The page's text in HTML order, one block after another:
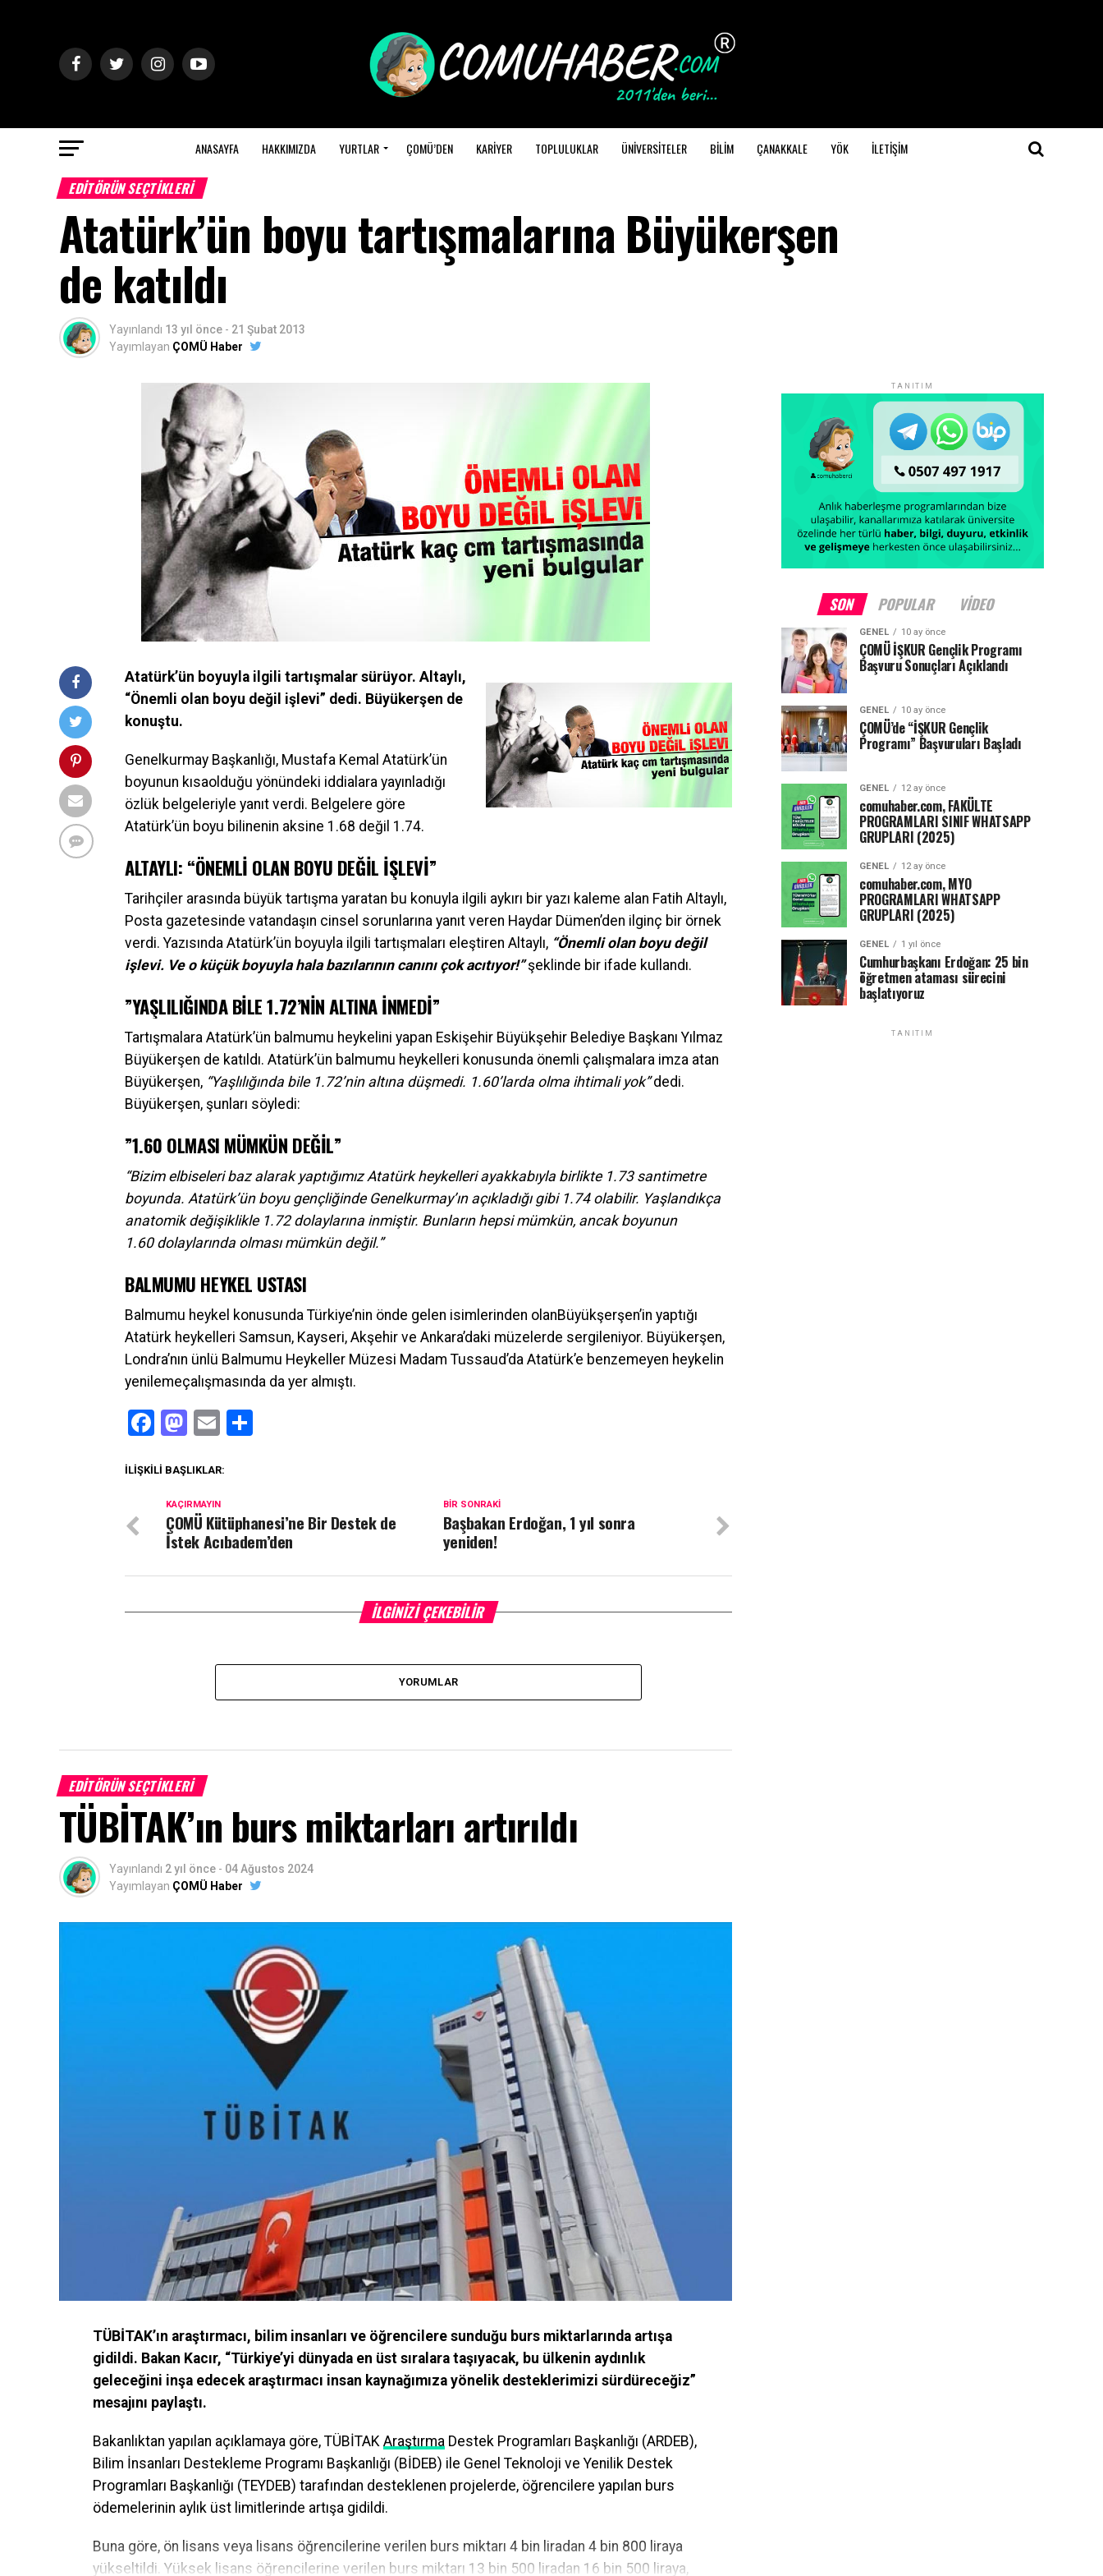
ANASAYFA HAKKIMIZDA YURTLAR ÇOMÜ’DEN KARİYER TOPLULUKLAR ÜNİVERSİTELER BİLİM ÇANAKKALE YÖK İLETİŞİM
EDITÖRÜN SEÇTIKLERI
Atatürk’ün boyu tartışmalarına Büyükerşen
de katıldı
Yayınlandı 13 yıl önce - 21 Şubat 2013
Yayımlayan ÇOMÜ Haber
Atatürk’ün boyuyla ilgili tartışmalar sürüyor. Altaylı,
“Önemli olan boyu değil işlevi” dedi. Büyükerşen de
konuştu.
Genelkurmay Başkanlığı, Mustafa Kemal Atatürk’ün
boyunun kısaolduğu yönündeki iddialara yayınladığı
özlük belgeleriyle yanıt verdi. Belgelere göre
Atatürk’ün boyu bilinenin aksine 1.68 değil 1.74.
ALTAYLI: “ÖNEMLİ OLAN BOYU DEĞİL İŞLEVİ”
Tarihçiler arasında büyük tartışma yaratan bu konuyla ilgili aykırı bir yazı kaleme alan Fatih Altaylı,
Posta gazetesinde vatandaşın cinsel sorunlarına yanıt veren Haydar Dümen’den ilginç bir örnek
verdi. Yazısında Atatürk’ün boyuyla ilgili tartışmaları eleştiren Altaylı, “Önemli olan boyu değil
işlevi. Ve o küçük boyuyla hala bazılarının canını çok acıtıyor!”şeklinde bir ifade kullandı.
”YAŞLILIĞINDA BİLE 1.72’NİN ALTINA İNMEDİ”
Tartışmalara Atatürk’ün balmumu heykelini yapan Eskişehir Büyükşehir Belediye Başkanı Yılmaz
Büyükerşen de katıldı. Atatürk’ün balmumu heykelleri konusunda önemli çalışmalara imza atan
Büyükerşen, “Yaşlılığında bile 1.72’nin altına düşmedi. 1.60’larda olma ihtimali yok”dedi.
Büyükerşen, şunları söyledi:
”1.60 OLMASI MÜMKÜN DEĞİL”
“Bizim elbiseleri baz alarak yaptığımız Atatürk heykelleri ayakkabıyla birlikte 1.73 santimetre
boyunda. Atatürk’ün boyu gençliğinde Genelkurmay’ın açıkladığı gibi 1.74 olabilir. Yaşlandıkça
anatomik değişiklikle 1.72 dolaylarına inmiştir. Bunların hepsi mümkün, ancak boyunun
1.60 dolaylarında olması mümkün değil.”
BALMUMU HEYKEL USTASI
Balmumu heykel konusunda Türkiye’nin önde gelen isimlerinden olanBüyükşerşen’in yaptığı
Atatürk heykelleri Samsun, Kayseri, Akşehir ve Ankara’daki müzelerde sergileniyor. Büyükerşen,
Londra’nın ünlü Balmumu Heykeller Müzesi Madam Tussaud’da Atatürk’e benzemeyen heykelin
yenilemeçalışmasında da yer almıştı.
Facebook
Mastodon
Email
İLIŞKILI BAŞLIKLAR:
BIR SONRAKI
Başbakan Erdoğan, 1 yıl sonra
yeniden!
KAÇIRMAYIN
ÇOMÜ Kütüphanesi’ne Bir Destek de
İstek Acıbadem’den
İLGINIZI ÇEKEBILIR
YORUMLAR
EDITÖRÜN SEÇTIKLERI
TÜBİTAK’ın burs miktarları artırıldı
Yayınlandı 2 yıl önce - 04 Ağustos 2024
Yayımlayan ÇOMÜ Haber
TÜBİTAK’ın araştırmacı, bilim insanları ve öğrencilere sunduğu burs miktarlarında artışa
gidildi. Bakan Kacır, “Türkiye’yi dünyada en üst sıralara taşıyacak, bu ülkenin aydınlık
geleceğini inşa edecek araştırmacı insan kaynağımıza yönelik desteklerimizi sürdüreceğiz”
mesajını paylaştı.
Bakanlıktan yapılan açıklamaya göre, TÜBİTAK Araştırma Destek Programları Başkanlığı (ARDEB),
Bilim İnsanları Destekleme Programı Başkanlığı (BİDEB) ile Genel Teknoloji ve Yenilik Destek
Programları Başkanlığı (TEYDEB) tarafından desteklenen projelerde, öğrencilere yapılan burs
ödemelerinin aylık üst limitlerinde artışa gidildi.
Buna göre, ön lisans veya lisans öğrencilerine verilen burs miktarı 4 bin liradan 4 bin 800 liraya
yükseltildi. Yüksek lisans öğrencilerine verilen burs miktarı 13 bin 500 liradan 16 bin 500 liraya,
TANITIM
SON POPULAR VIDEO
GENEL 10 ay önce
ÇOMÜ İŞKUR Gençlik Programı
Başvuru Sonuçları Açıklandı
GENEL 10 ay önce
ÇOMÜ’de “İŞKUR Gençlik
Programı” Başvuruları Başladı
GENEL 12 ay önce
comuhaber.com, FAKÜLTE
PROGRAMLARI SINIF WHATSAPP
GRUPLARI (2025)
GENEL 12 ay önce
comuhaber.com, MYO
PROGRAMLARI WHATSAPP
GRUPLARI (2025)
GENEL 1 yıl önce
Cumhurbaşkanı Erdoğan: 25 bin
öğretmen ataması sürecini
başlatıyoruz
TANITIM